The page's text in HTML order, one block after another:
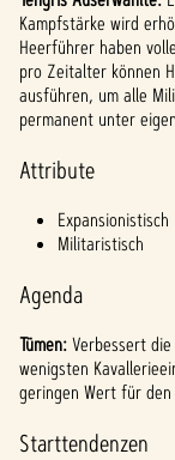
a
y
Inde
auf
"Spiel
klicks
t,
stim
mst
du
den
Date
Kampfstärke wird
Heerführer haben
pro Zeitalter können
ausführen, um alle
permanent unter
Attribute
Expansionistisch
Militaristisch
Agenda
Tümen:Verbessert
wenigsten
geringen Wert für
Starttendenzen